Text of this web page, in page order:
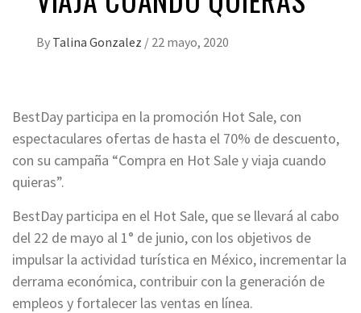
By Talina Gonzalez / 22 mayo, 2020
BestDay participa en la promoción Hot Sale, con
espectaculares ofertas de hasta el 70% de descuento,
con su campaña “Compra en Hot Sale y viaja cuando
quieras”.
BestDay participa en el Hot Sale, que se llevará al cabo
del 22 de mayo al 1° de junio, con los objetivos de
impulsar la actividad turística en México, incrementar la
derrama económica, contribuir con la generación de
empleos y fortalecer las ventas en línea.